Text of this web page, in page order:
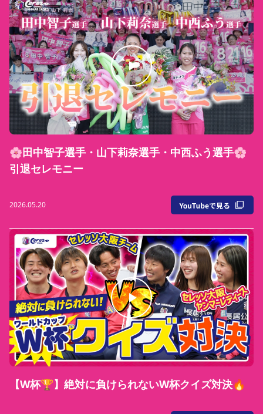
🌸田中智子選手・山下莉奈選手・中西ふう選手🌸
引退セレモニー
2026.05.20
【W杯🏆】絶対に負けられないW杯クイズ対決🔥